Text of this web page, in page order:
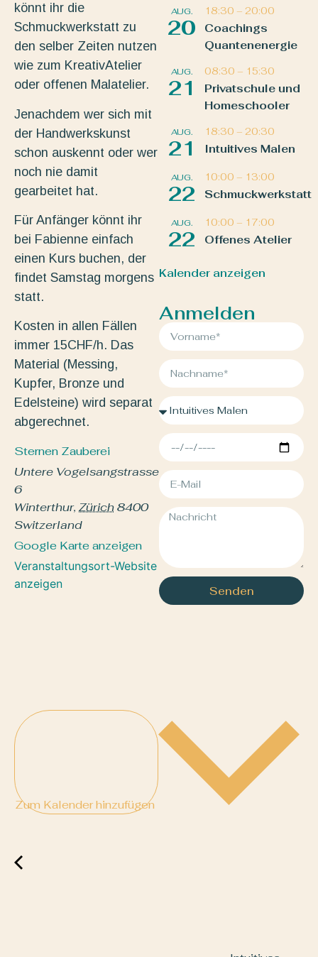
könnt ihr die
Schmuckwerkstatt zu
den selber Zeiten nutzen
wie zum KreativAtelier
oder offenen Malatelier.
Jenachdem wer sich mit
der Handwerkskunst
schon auskennt oder wer
noch nie damit
gearbeitet hat.
Für Anfänger könnt ihr
bei Fabienne einfach
einen Kurs buchen, der
findet Samstag morgens
statt.
Kosten in allen Fällen
immer 15CHF/h. Das
Material (Messing,
Kupfer, Bronze und
Edelsteine) wird separat
abgerechnet.
Sternen Zauberei
Untere Vogelsangstrasse
6
Winterthur, Zürich8400
Switzerland
Google Karte anzeigen
Veranstaltungsort-Website
anzeigen
Zum Kalender hinzufügen
AUG.
20
18:30 – 20:00
Coachings
Quantenenergie
AUG.
21
08:30 – 15:30
Privatschule und
Homeschooler
AUG.
21
18:30 – 20:30
Intuitives Malen
AUG.
22
10:00 – 13:00
Schmuckwerkstatt
AUG.
22
10:00 – 17:00
Offenes Atelier
Kalender anzeigen
Anmelden
Senden